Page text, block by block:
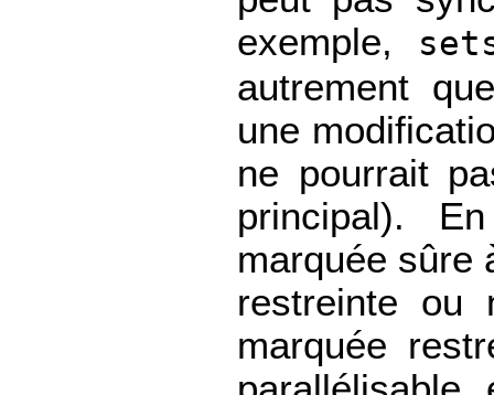
exemple,
autrement
une
ne pourrait
principal).
marquée sûre
restreinte ou
marquée